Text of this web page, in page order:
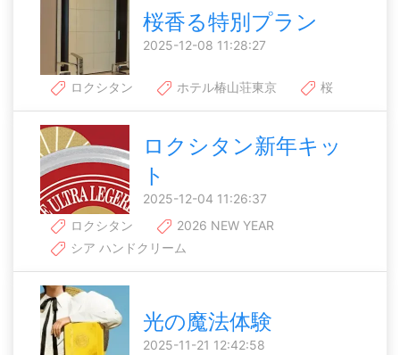
桜香る特別プラン
2025-12-08 11:28:27
ロクシタン ホテル椿山荘東京 桜
ロクシタン新年キッ
ト
2025-12-04 11:26:37
ロクシタン
2026 NEW YEAR
シア ハンドクリーム
光の魔法体験
2025-11-21 12:42:58